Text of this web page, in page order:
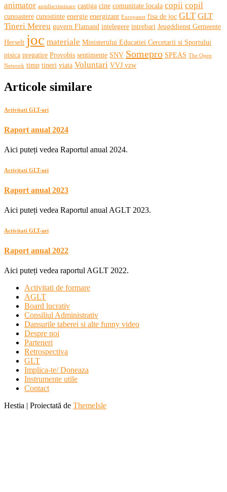
animator antidiscriminare castiga cine comunitate locala copii copil
cunoastere cunostinte energie energizant Europanet fisa de joc GLT GLT
Tineri Mereu guvern Flamand intelegere intrebari Jeugddienst Gemeente
Herselt joc materiale Ministerului Educatiei Cercetarii si Sportului
pisica pregatire Provobis sentimente SNV Somepro SPEAS The Open
Network timp tineri viata Voluntari VVJ vzw
Articole similare
Activitati GLT-uri
Raport anual 2024
Aici puteți vedea Raportul anual 2024.
Activitati GLT-uri
Raport anual 2023
Aici puteți vedea Raportul anual AGLT 2023.
Activitati GLT-uri
Raport anual 2022
Aici puteți vedea raportul AGLT 2022.
Activitati de formare
AGLT
Board lucrativ
Consiliul Administrativ
Dansurile taberei si alte funny video
Despre noi
Parteneri
Retrospectiva
GLT
Implica-te/ Doneaza
Instrumente utile
Contact
Hestia | Proiectată de ThemeIsle